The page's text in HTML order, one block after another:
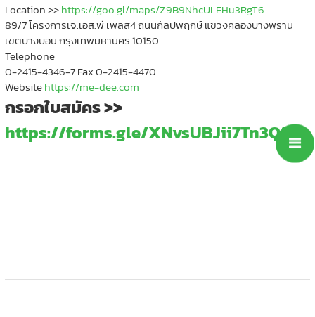
Location >>https://goo.gl/maps/Z9B9NhcULEHu3RgT6
89/7 โครงการเจ.เอส.พี เพลส4 ถนนกัลปพฤกษ์ แขวงคลองบางพราน
เขตบางบอน กรุงเทพมหานคร 10150
Telephone
0-2415-4346-7 Fax 0-2415-4470
Websitehttps://me-dee.com
กรอกใบสมัคร >>
https://forms.gle/XNvsUBJii7Tn3Qfp6